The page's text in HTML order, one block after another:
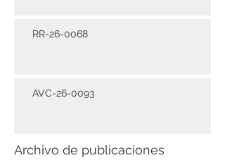
RR-26-0068
AVC-26-0093
Archivo de publicaciones